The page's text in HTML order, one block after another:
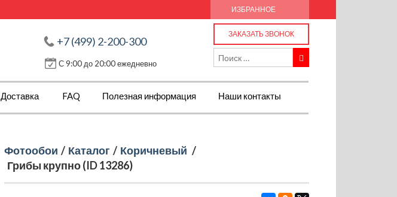
ИЗБРАННОЕ
+7 (499) 2-200-300
С 9:00 до 20:00 ежедневно
ЗАКАЗАТЬ ЗВОНОК
Доставка FAQ Полезная информация Наши контакты
Фотообои / Каталог / Коричневый /
Грибы крупно (ID 13286)